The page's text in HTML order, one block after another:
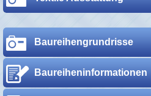
Baureihengrundrisse
Baureiheninformationen